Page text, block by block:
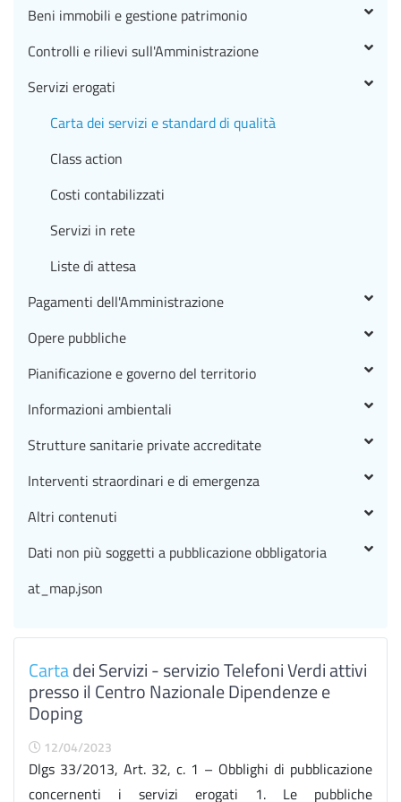
Cartadei Servizi - servizio Telefoni Verdi attivi
presso il Centro Nazionale Dipendenze e
Doping
12/04/2023
Dlgs 33/2013, Art. 32, c. 1 – Obblighi di pubblicazione
concernenti i servizi erogati 1. Le pubbliche
Beni immobili e gestione patrimonio
Controlli e rilievi sull'Amministrazione
Servizi erogati
Carta dei servizi e standard di qualità
Class action
Costi contabilizzati
Servizi in rete
Liste di attesa
Pagamenti dell'Amministrazione
Opere pubbliche
Pianificazione e governo del territorio
Informazioni ambientali
Strutture sanitarie private accreditate
Interventi straordinari e di emergenza
Altri contenuti
Dati non più soggetti a pubblicazione obbligatoria
at_map.json